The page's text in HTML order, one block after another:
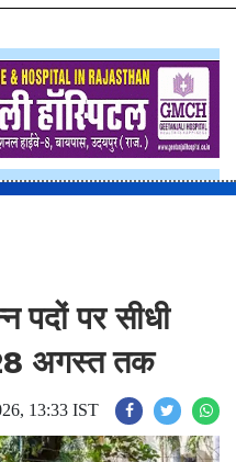
पदों पर सीधी
अगस्त तक
13:33 IST